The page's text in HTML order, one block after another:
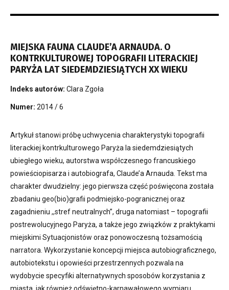
MIEJSKA FAUNA CLAUDE’A ARNAUDA. O
KONTRKULTUROWEJ TOPOGRAFII LITERACKIEJ
PARYŻA LAT SIEDEMDZIESIĄTYCH XX WIEKU
Indeks autorów: Clara Zgoła
Numer: 2014 / 6
Artykuł stanowi próbę uchwycenia charakterystyki topografii
literackiej kontrkulturowego Paryża la siedemdziesiątych
ubiegłego wieku, autorstwa współczesnego francuskiego
powieściopisarza i autobiografa, Claude’a Arnauda. Tekst ma
charakter dwudzielny: jego pierwsza część poświęcona została
zbadaniu geo(bio)grafii podmiejsko-pogranicznej oraz
zagadnieniu ,,stref neutralnych”, druga natomiast – topografii
postrewolucyjnego Paryża, a także jego związków z praktykami
miejskimi Sytuacjonistów oraz ponowoczesną tożsamością
narratora. Wykorzystanie koncepcji miejsca autobiograficznego,
autobiotekstu i opowieści przestrzennych pozwala na
wydobycie specyfiki alternatywnych sposobów korzystania z
miasta, jak również odświętno-karnawałowego wymiaru